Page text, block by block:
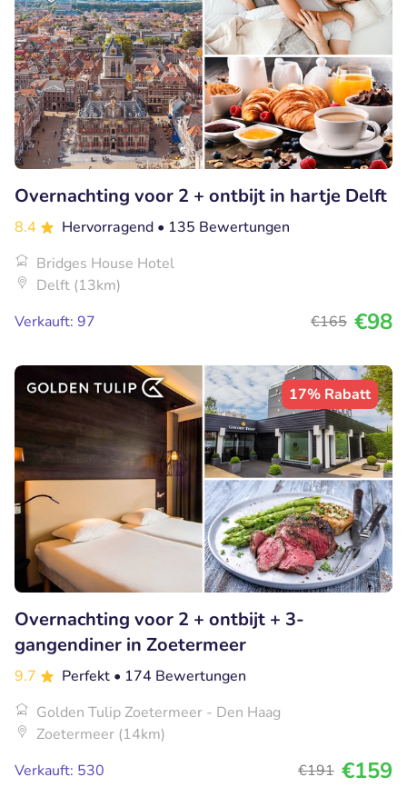
Overnachting voor 2 + ontbijt in hartje Delft
8.4 Hervorragend • 135 Bewertungen
Bridges House Hotel
Delft (13km)
Verkauft: 97
€165 €98
17% Rabatt
Overnachting voor 2 + ontbijt + 3-
gangendiner in Zoetermeer
9.7 Perfekt • 174 Bewertungen
Golden Tulip Zoetermeer - Den Haag
Zoetermeer (14km)
Verkauft: 530
€191 €159